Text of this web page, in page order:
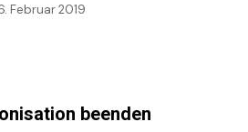
Februar 2019
beenden